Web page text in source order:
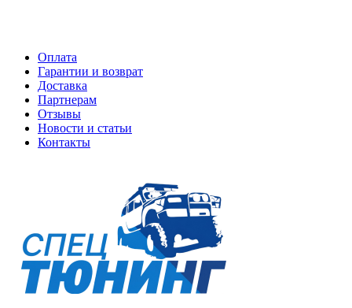
Оплата
Гарантии и возврат
Доставка
Партнерам
Отзывы
Новости и статьи
Контакты